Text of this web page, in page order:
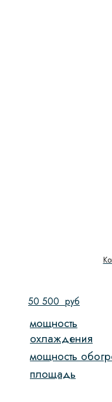
50 500 руб
мощность
охлаждения
мощность
площадь